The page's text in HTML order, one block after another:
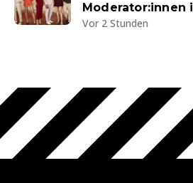
Moderator:innen
Vor 2 Stunden